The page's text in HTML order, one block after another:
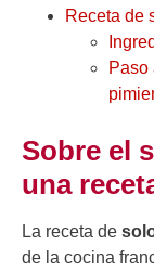
Receta de
Paso
Sobre el
una
La receta de
de la cocina